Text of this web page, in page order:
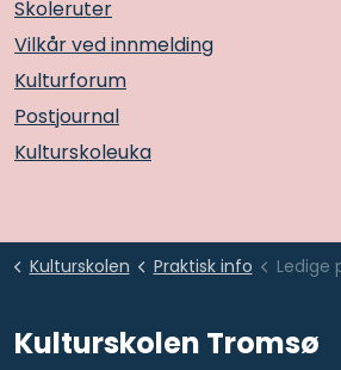
Skoleruter
Vilkår ved innmelding
Kulturforum
Postjournal
Kulturskoleuka
Kulturskolen Praktisk info Ledige
Kulturskolen Tromsø